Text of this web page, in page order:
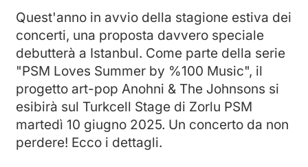
Quest'anno in avvio della stagione estiva dei
concerti, una proposta davvero speciale
debutterà a Istanbul. Come parte della serie
"PSM Loves Summer by %100 Music", il
progetto art-pop Anohni & The Johnsons si
esibirà sul Turkcell Stage di Zorlu PSM
martedì 10 giugno 2025. Un concerto da non
perdere! Ecco i dettagli.